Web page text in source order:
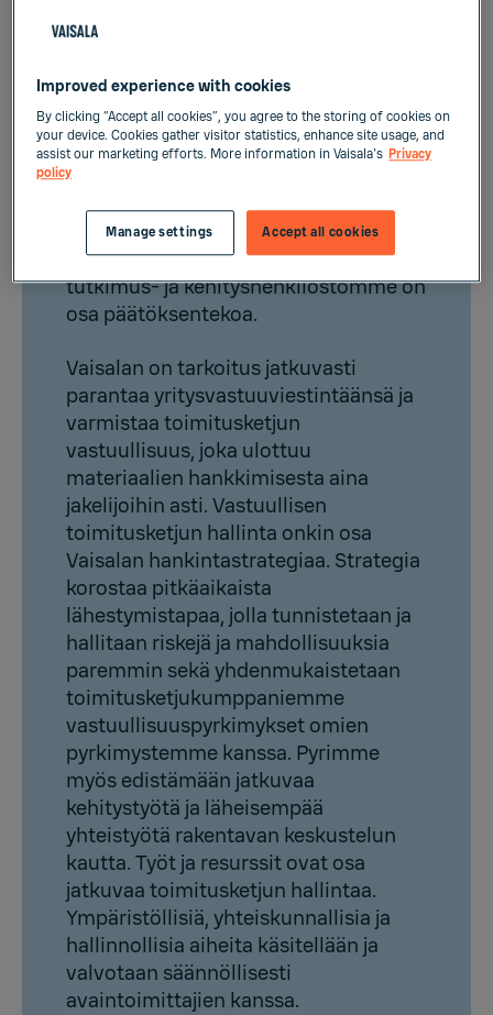
Korostamme toimittajillemme myös
tärkeää, että avaintoimittajamme
tuntevat vaatimukset, ymmärtävät
liiketoimintamme ja tuotteemme ja
ovat tiiviisti integroituina Vaisalaan.
Teemme tärkeimmät hankinta- ja
toimittajapäätöksemme Vaisalassa
osastojen välillä, joten tärkein
tutkimus- ja kehityshenkilöstömme on
osa päätöksentekoa.
Vaisalan on tarkoitus jatkuvasti
parantaa yritysvastuuviestintäänsä ja
varmistaa toimitusketjun
vastuullisuus, joka ulottuu
materiaalien hankkimisesta aina
jakelijoihin asti. Vastuullisen
toimitusketjun hallinta onkin osa
Vaisalan hankintastrategiaa. Strategia
korostaa pitkäaikaista
lähestymistapaa, jolla tunnistetaan ja
hallitaan riskejä ja mahdollisuuksia
paremmin sekä yhdenmukaistetaan
toimitusketjukumppaniemme
vastuullisuuspyrkimykset omien
pyrkimystemme kanssa. Pyrimme
myös edistämään jatkuvaa
kehitystyötä ja läheisempää
yhteistyötä rakentavan keskustelun
kautta. Työt ja resurssit ovat osa
jatkuvaa toimitusketjun hallintaa.
Ympäristöllisiä, yhteiskunnallisia ja
hallinnollisia aiheita käsitellään ja
valvotaan säännöllisesti
avaintoimittajien kanssa.
Improved experience with cookies
By clicking “Accept all cookies”, you agree to the storing of cookies on
your device. Cookies gather visitor statistics, enhance site usage, and
assist our marketing efforts. More information in Vaisala's Privacy
policy
Accept all cookies
Manage settings